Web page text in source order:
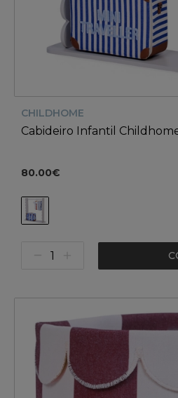
CHILDHOME
Cabideiro Infantil
80.00€